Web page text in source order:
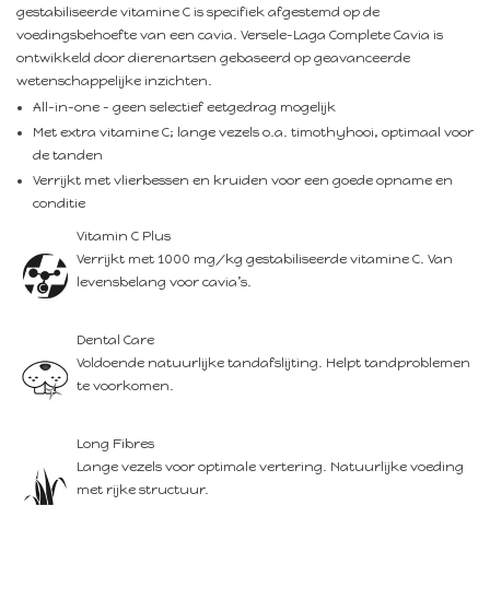
gestabiliseerde vitamine C is specifiek afgestemd op de
voedingsbehoefte van een cavia. Versele-Laga Complete Cavia is
ontwikkeld door dierenartsen gebaseerd op geavanceerde
wetenschappelijke inzichten.
All-in-one - geen selectief eetgedrag mogelijk
Met extra vitamine C; lange vezels o.a. timothyhooi, optimaal voor
de tanden
Verrijkt met vlierbessen en kruiden voor een goede opname en
conditie
Vitamin C Plus
Verrijkt met 1000 mg/kg gestabiliseerde vitamine C. Van
levensbelang voor cavia’s.
Dental Care
Voldoende natuurlijke tandafslijting. Helpt tandproblemen
te voorkomen.
Long Fibres
Lange vezels voor optimale vertering. Natuurlijke voeding
met rijke structuur.